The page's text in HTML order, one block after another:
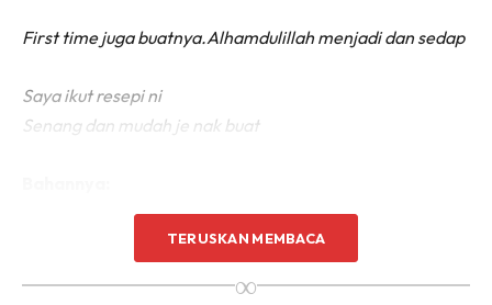
First time juga buatnya.Alhamdulillah menjadi dan sedap
Saya ikut resepi ni
Senang dan mudah je nak buat
TERUSKAN MEMBACA
∞